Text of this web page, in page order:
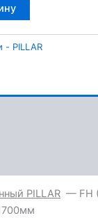
- PILLAR
PILLAR — FH